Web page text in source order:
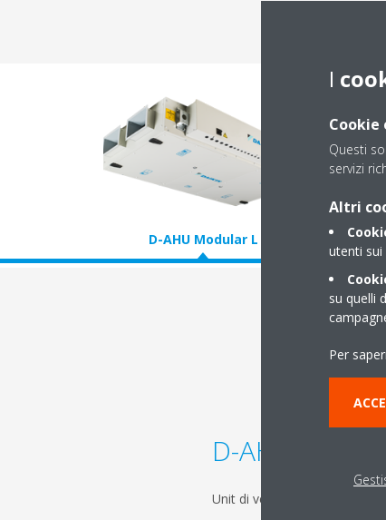
D-AHU Modular L D-
D-AHU
Unit di ventilazione a
I
Cookie
Questi
servizi
Altri
utenti sui
su quelli
Per